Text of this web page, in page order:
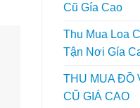
Cũ Gía Cao
Thu Mua Loa
Tận Nơi Gía
THU MUA ĐỒ
CŨ GIÁ CAO